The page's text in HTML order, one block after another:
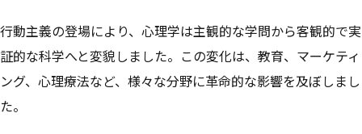
行動主義の登場により、心理学は主観的な学問から客観的で実
証的な科学へと変貌しました。この変化は、教育、マーケティ
ング、心理療法など、様々な分野に革命的な影響を及ぼしまし
た。